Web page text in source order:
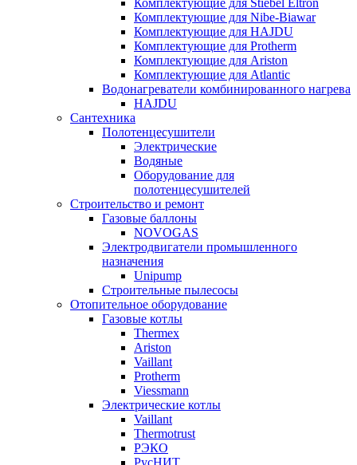
Комплектующие для Stiebel Eltron
Комплектующие для Nibe-Biawar
Комплектующие для HAJDU
Комплектующие для Protherm
Комплектующие для Ariston
Комплектующие для Atlantic
Водонагреватели комбинированного нагрева
HAJDU
Сантехника
Полотенцесушители
Электрические
Водяные
Оборудование для
полотенцесушителей
Строительство и ремонт
Газовые баллоны
NOVOGAS
Электродвигатели промышленного
назначения
Unipump
Строительные пылесосы
Отопительное оборудование
Газовые котлы
Thermex
Ariston
Vaillant
Protherm
Viessmann
Электрические котлы
Vaillant
Thermotrust
РЭКО
РусНИТ